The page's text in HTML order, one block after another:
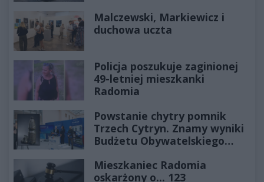
Malczewski, Markiewicz i
duchowa uczta
Policja poszukuje zaginionej
49-letniej mieszkanki
Radomia
Powstanie chytry pomnik
Trzech Cytryn. Znamy wyniki
Budżetu Obywatelskiego
Mieszkaniec Radomia
oskarżony o... 123